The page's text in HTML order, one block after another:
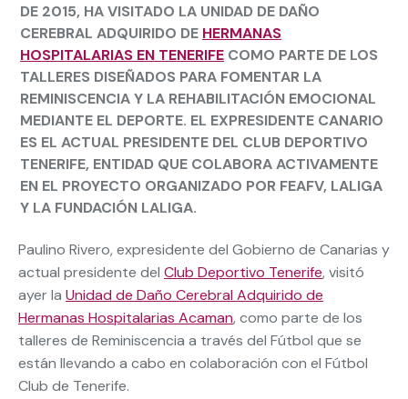
DE 2015, HA VISITADO LA UNIDAD DE DAÑO
CEREBRAL ADQUIRIDO DE HERMANAS
HOSPITALARIAS EN TENERIFE COMO PARTE DE LOS
TALLERES DISEÑADOS PARA FOMENTAR LA
REMINISCENCIA Y LA REHABILITACIÓN EMOCIONAL
MEDIANTE EL DEPORTE. EL EXPRESIDENTE CANARIO
ES EL ACTUAL PRESIDENTE DEL CLUB DEPORTIVO
TENERIFE, ENTIDAD QUE COLABORA ACTIVAMENTE
EN EL PROYECTO ORGANIZADO POR FEAFV, LALIGA
Y LA FUNDACIÓN LALIGA.
Paulino Rivero, expresidente del Gobierno de Canarias y
actual presidente del Club Deportivo Tenerife, visitó
ayer la Unidad de Daño Cerebral Adquirido de
Hermanas Hospitalarias Acaman, como parte de los
talleres de Reminiscencia a través del Fútbol que se
están llevando a cabo en colaboración con el Fútbol
Club de Tenerife.